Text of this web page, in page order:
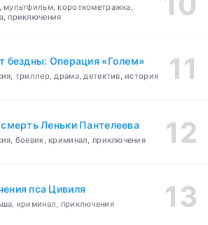
короткометражка,
приключения
бездны: Операция «Голем»
триллер, драма, детектив, история
Леньки Пантелеева
боевик, криминал, приключения
пса Цивиля
криминал, приключения